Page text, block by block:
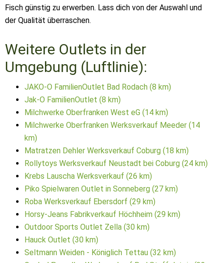
Fisch günstig zu erwerben. Lass dich von der Auswahl und
der Qualität überraschen.
Weitere Outlets in der
Umgebung (Luftlinie):
JAKO-O FamilienOutlet Bad Rodach (8 km)
Jak-O FamilienOutlet (8 km)
Milchwerke Oberfranken West eG (14 km)
Milchwerke Oberfranken Werksverkauf Meeder (14
km)
Matratzen Dehler Werksverkauf Coburg (18 km)
Rollytoys Werksverkauf Neustadt bei Coburg (24 km)
Krebs Lauscha Werksverkauf (26 km)
Piko Spielwaren Outlet in Sonneberg (27 km)
Roba Werksverkauf Ebersdorf (29 km)
Horsy-Jeans Fabrikverkauf Höchheim (29 km)
Outdoor Sports Outlet Zella (30 km)
Hauck Outlet (30 km)
Seltmann Weiden - Königlich Tettau (32 km)